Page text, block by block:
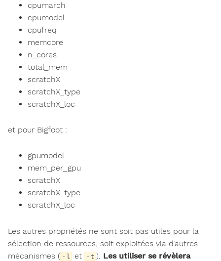
cpumarch
cpumodel
cpufreq
memcore
n_cores
total_mem
scratchX
scratchX_type
scratchX_loc
et pour Bigfoot :
gpumodel
mem_per_gpu
scratchX
scratchX_type
scratchX_loc
Les autres propriétés ne sont soit pas utiles pour la
sélection de ressources, soit exploitées via d’autres
mécanismes ( -l et -t ). Les utiliser se révèlera